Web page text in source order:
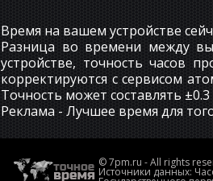
Время на вашем устройстве
Разница во времени между
устройстве, точность часов
корректируются с сервисом
Точность может составлять
Реклама - Лучшее время для
© 7pm.ru - All rights
Источники данных: